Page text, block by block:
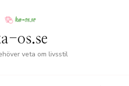
os.se
veta om livsstil